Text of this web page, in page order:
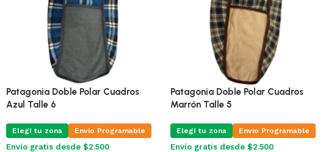
Patagonia Doble Polar Cuadros
Azul Talle 6
Elegí tu zona Envio Programable
Envío gratis desde $2.500
Patagonia Doble Polar Cuadros
Marrón Talle 5
Elegí tu zona Envio Programable
Envío gratis desde $2.500